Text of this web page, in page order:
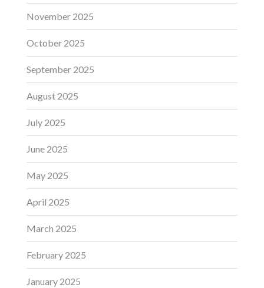
November 2025
October 2025
September 2025
August 2025
July 2025
June 2025
May 2025
April 2025
March 2025
February 2025
January 2025